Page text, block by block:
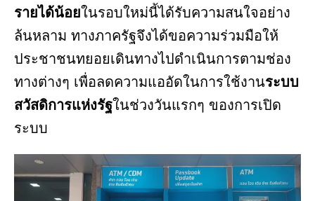
รายได้น้อยในรอบใหม่นี้ได้รับความสนใจอย่าง
ล้นหลาม ทางภาครัฐจึงได้ขอความร่วมมือให้
ประชาชนทยอยเดินทางไปดำเนินการตามช่อง
ทางต่างๆ เพื่อลดความแออัดในการใช้งานระบบ
สวัสดิการแห่งรัฐในช่วงวันแรกๆ ของการเปิด
ระบบ